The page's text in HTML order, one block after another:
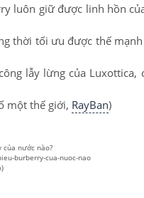
luôn giữ được linh hồn
thời tối ưu được thế mạnh
lẫy lừng của Luxottica,
một thế giới, RayBan)
của nước nào?
burberry-cua-nuoc-nao